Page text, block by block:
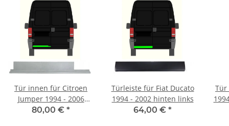
Tür innen für Citroen
Jumper 1994 - 2006
hinten links
80,00 € *
Türleiste für Fiat Ducato
1994 - 2002 hinten links
64,00 € *
Tür